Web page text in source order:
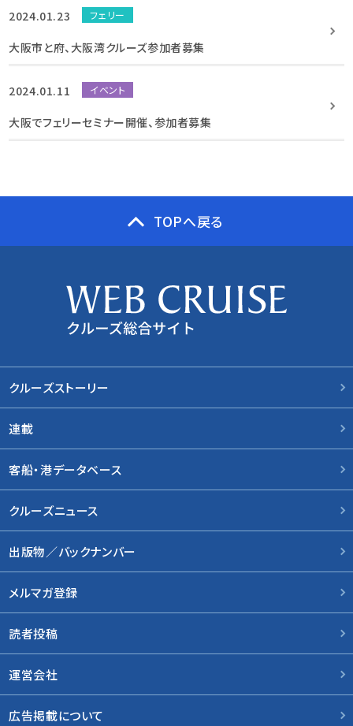
2024.01.23 フェリー
大阪市と府、大阪湾クルーズ参加者募集
2024.01.11 イベント
大阪でフェリーセミナー開催、参加者募集
TOPへ戻る
クルーズストーリー
連載
客船・港データベース
クルーズニュース
出版物／バックナンバー
メルマガ登録
読者投稿
運営会社
広告掲載について